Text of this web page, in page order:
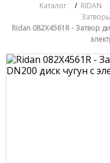
Каталог / RIDAN
Ridan 082X4561R - Затвор